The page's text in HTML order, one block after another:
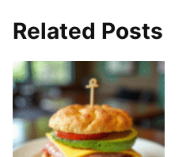
Related Posts